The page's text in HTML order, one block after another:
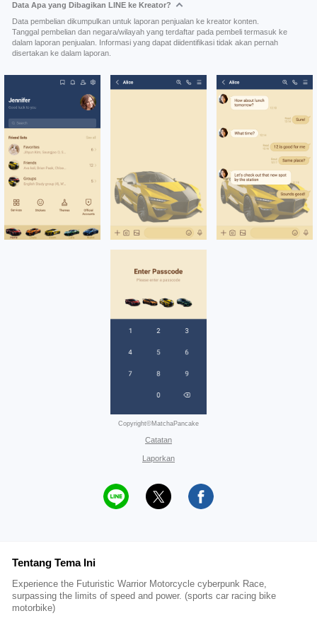
Data Apa yang Dibagikan LINE ke Kreator?
Data pembelian dikumpulkan untuk laporan penjualan ke kreator konten.
Tanggal pembelian dan negara/wilayah yang terdaftar pada pembeli termasuk ke
dalam laporan penjualan. Informasi yang dapat diidentifikasi tidak akan pernah
disertakan ke dalam laporan.
Copyright©MatchaPancake
Catatan
Laporkan
Tentang Tema Ini
Experience the Futuristic Warrior Motorcycle cyberpunk Race,
surpassing the limits of speed and power. (sports car racing bike
motorbike)